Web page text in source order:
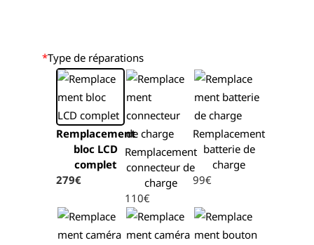
*Type de réparations
Remplacement
bloc LCD
complet
279€
Remplacement
connecteur de
charge
110€
Remplacement
batterie de
charge
99€